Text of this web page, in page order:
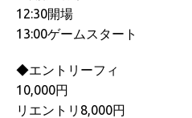
12:30開場
13:00ゲームスタート
◆エントリーフィ
10,000円
リエントリ8,000円